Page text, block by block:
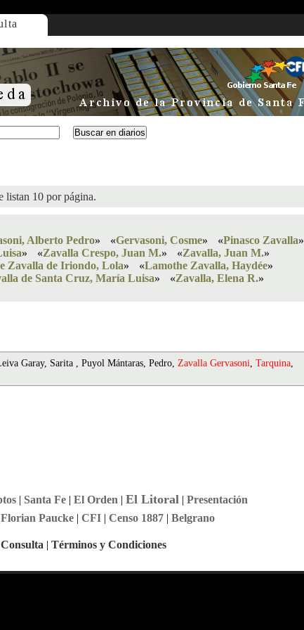
listan 10 por página.
Alberto Pedro» «Gervasoni, Cosme» «Pinasco Zavalla»
» «Zavalla Crespo, Juan M.» «Zavalla, Juan M.»
Zavalla de Iriondo, Lola» «Lamothe Zavalla, Haydée»
de Santa Cruz, María Luisa» «Zavalla, Elena R.»
Garay, Sarita , Puyol Mántaras, Pedro, Zavalla Gervasoni, Tarquina,
| Santa Fe| El Orden | El Litoral | Presentación
Florian Paucke| CFI| Censo 1887| Belgrano
Consulta | Términos y Condiciones